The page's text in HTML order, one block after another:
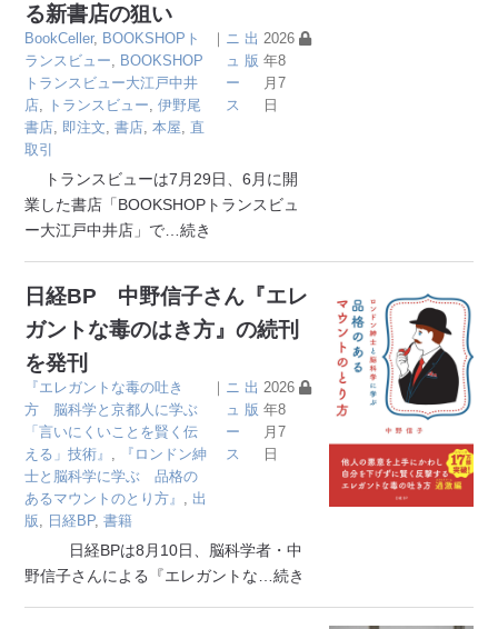
る新書店の狙い
BookCeller, BOOKSHOPト
ランスビュー, BOOKSHOP
トランスビュー大江戸中井
店, トランスビュー,伊野尾
書店, 即注文,書店,本屋, 直
取引
｜ ニ
ュ
ー
ス
出
版
2026
年8
月7
日
トランスビューは7月29日、6月に開
業した書店「BOOKSHOPトランスビュ
ー大江戸中井店」で …続き
日経BP 中野信子さん『エレ
ガントな毒のはき方』の続刊
を発刊
『エレガントな毒の吐き
方 脳科学と京都人に学ぶ
「言いにくいことを賢く伝
える」技術』 ,
『ロンドン紳
士と脳科学に学ぶ 品格の
あるマウントのとり方』 , 出
版, 日経BP,書籍
｜ ニ
ュ
ー
ス
出
版
2026
年8
月7
日
日経BPは8月10日、脳科学者・中
野信子さんによる『エレガントな …続き